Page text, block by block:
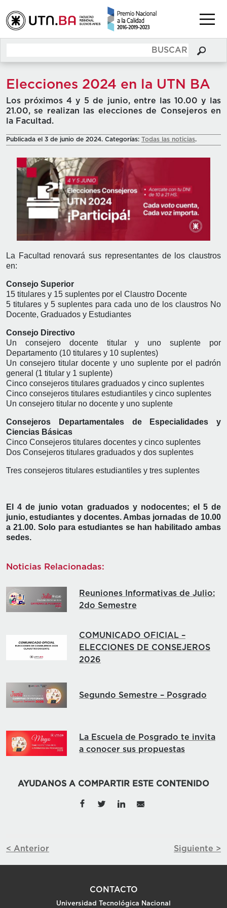
Elecciones 2024 en la UTN BA
Los próximos 4 y 5 de junio, entre las 10.00 y las
21.00, se realizan las elecciones de Consejeros en
la Facultad.
Publicada el 3 de junio de 2024. Categorías: Todas las noticias.
La Facultad renovará sus representantes de los claustros
en:
Consejo Superior
15 titulares y 15 suplentes por el Claustro Docente
5 titulares y 5 suplentes para cada uno de los claustros No
Docente, Graduados y Estudiantes
Consejo Directivo
Un consejero docente titular y uno suplente por
Departamento (10 titulares y 10 suplentes)
Un consejero titular docente y uno suplente por el padrón
general (1 titular y 1 suplente)
Cinco consejeros titulares graduados y cinco suplentes
Cinco consejeros titulares estudiantiles y cinco suplentes
Un consejero titular no docente y uno suplente
Consejeros Departamentales de Especialidades y
Ciencias Básicas
Cinco Consejeros titulares docentes y cinco suplentes
Dos Consejeros titulares graduados y dos suplentes
Tres consejeros titulares estudiantiles y tres suplentes
El 4 de junio votan graduados y nodocentes; el 5 de
junio,estudiantes y docentes. Ambas jornadas de 10.00
a 21.00. Solo para estudiantes se han habilitado ambas
sedes.
Noticias Relacionadas:
Reuniones Informativas de Julio:
2do Semestre
COMUNICADO OFICIAL –
ELECCIONES DE CONSEJEROS
2026
Segundo Semestre – Posgrado
La Escuela de Posgrado te invita
a conocer sus propuestas
AYUDANOS A COMPARTIR ESTE CONTENIDO
< Anterior Siguiente >
CONTACTO
Universidad Tecnológica Nacional